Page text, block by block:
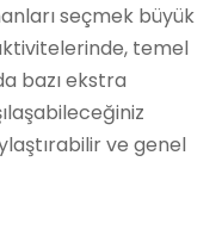
seçmek büyük
temel
bazı ekstra
ve genel